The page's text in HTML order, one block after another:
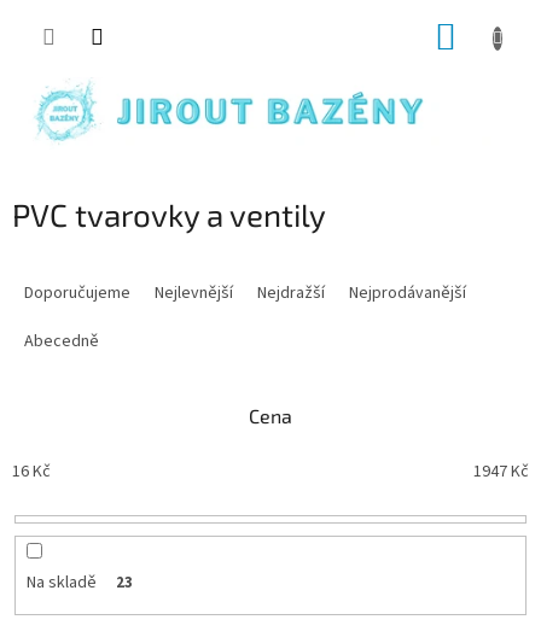
PVC tvarovky a ventily
Doporučujeme Nejlevnější Nejdražší
Nejprodávanější
Abecedně
Cena
16Kč 1947Kč
Na skladě 23